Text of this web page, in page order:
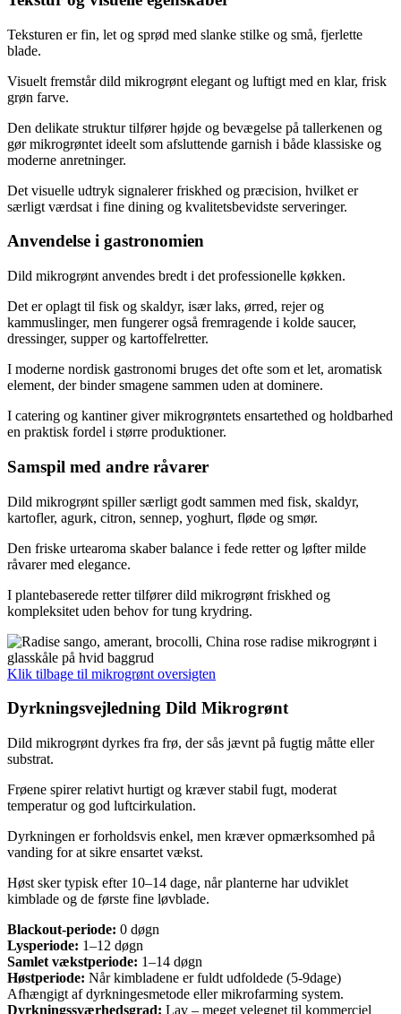
Teksturen er fin, let og sprød med slanke stilke og små, fjerlette
blade.
Visuelt fremstår dild mikrogrønt elegant og luftigt med en klar, frisk
grøn farve.
Den delikate struktur tilfører højde og bevægelse på tallerkenen og
gør mikrogrøntet ideelt som afsluttende garnish i både klassiske og
moderne anretninger.
Det visuelle udtryk signalerer friskhed og præcision, hvilket er
særligt værdsat i fine dining og kvalitetsbevidste serveringer.
Anvendelse i gastronomien
Dild mikrogrønt anvendes bredt i det professionelle køkken.
Det er oplagt til fisk og skaldyr, især laks, ørred, rejer og
kammuslinger, men fungerer også fremragende i kolde saucer,
dressinger, supper og kartoffelretter.
I moderne nordisk gastronomi bruges det ofte som et let, aromatisk
element, der binder smagene sammen uden at dominere.
I catering og kantiner giver mikrogrøntets ensartethed og holdbarhed
en praktisk fordel i større produktioner.
Samspil med andre råvarer
Dild mikrogrønt spiller særligt godt sammen med fisk, skaldyr,
kartofler, agurk, citron, sennep, yoghurt, fløde og smør.
Den friske urtearoma skaber balance i fede retter og løfter milde
råvarer med elegance.
I plantebaserede retter tilfører dild mikrogrønt friskhed og
kompleksitet uden behov for tung krydring.
Klik tilbage til mikrogrønt oversigten
Dyrkningsvejledning Dild Mikrogrønt
Dild mikrogrønt dyrkes fra frø, der sås jævnt på fugtig måtte eller
substrat.
Frøene spirer relativt hurtigt og kræver stabil fugt, moderat
temperatur og god luftcirkulation.
Dyrkningen er forholdsvis enkel, men kræver opmærksomhed på
vanding for at sikre ensartet vækst.
Høst sker typisk efter 10–14 dage, når planterne har udviklet
kimblade og de første fine løvblade.
Blackout-periode: 0 døgn
Lysperiode: 1–12 døgn
Samlet vækstperiode: 1–14 døgn
Høstperiode: Når kimbladene er fuldt udfoldede (5-9dage)
Afhængigt af dyrkningesmetode eller mikrofarming system.
Dyrkningssværhedsgrad: Lav – meget velegnet til kommerciel